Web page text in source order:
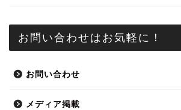
お問い合わせはお気軽に！
お問い合わせ
メディア掲載